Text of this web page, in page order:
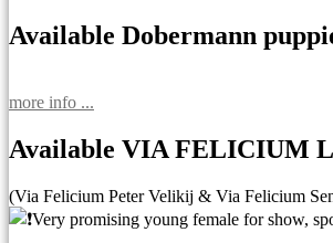
Available Dobermann
more info ...
Available VIA FELICIUM
(Via Felicium Peter Velikij & Via Felicium
Very promising young female for show,